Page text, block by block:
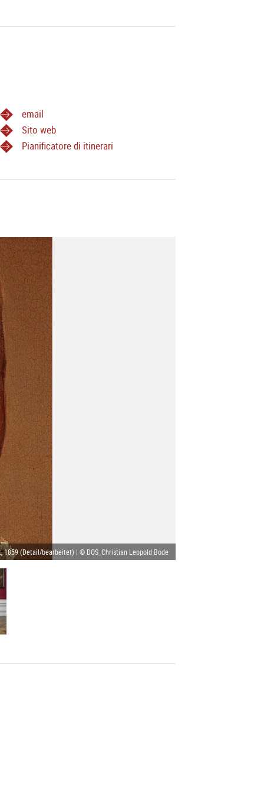
email
Sito web
Pianificatore di itinerari
1859 (Detail/bearbeitet) | © DQS_Christian Leopold Bode